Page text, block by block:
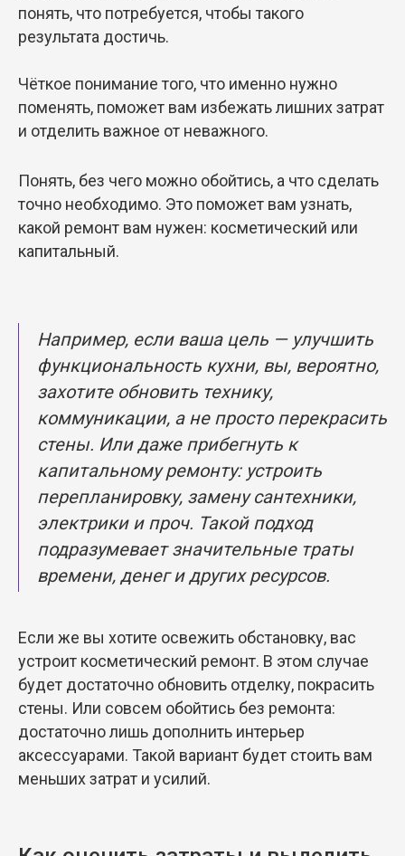
понять, что потребуется, чтобы такого
результата достичь.
Чёткое понимание того, что именно нужно
поменять, поможет вам избежать лишних затрат
и отделить важное от неважного.
Понять, без чего можно обойтись, а что сделать
точно необходимо. Это поможет вам узнать,
какой ремонт вам нужен: косметический или
капитальный.
Например, если ваша цель — улучшить
функциональность кухни, вы, вероятно,
захотите обновить технику,
коммуникации, а не просто перекрасить
стены. Или даже прибегнуть к
капитальному ремонту: устроить
перепланировку, замену сантехники,
электрики и проч. Такой подход
подразумевает значительные траты
времени, денег и других ресурсов.
Если же вы хотите освежить обстановку, вас
устроит косметический ремонт. В этом случае
будет достаточно обновить отделку, покрасить
стены. Или совсем обойтись без ремонта:
достаточно лишь дополнить интерьер
аксессуарами. Такой вариант будет стоить вам
меньших затрат и усилий.